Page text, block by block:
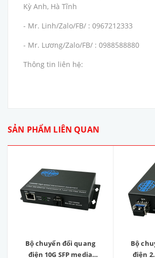
Kỳ Anh, Hà Tĩnh
- Mr. Linh/Zalo/FB/ : 0967212333
- Mr. Lương/Zalo/FB/ : 0988588880
Thông tin liên hệ:
SẢN PHẨM LIÊN QUAN
Bộ chuyển đổi quang
điện 10G SFP media
Bộ
điện